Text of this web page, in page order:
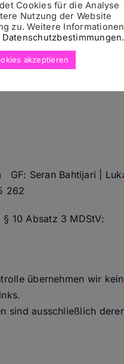
GF: Seran Bahtijari |
262
10 Absatz 3 MDStV:
übernehmen wir
sind ausschließlich
Cookies für die Analyse
Nutzung der Website
zu. Weitere Informationen
Datenschutzbestimmungen.
akzeptieren